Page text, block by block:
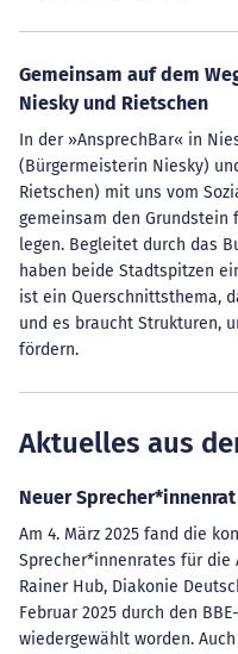
Gemeinsam auf dem
Niesky und Rietschen
In der »AnsprechBar« in
(Bürgermeisterin Niesky)
Rietschen) mit uns vom
gemeinsam den Grundstein
legen. Begleitet durch das
haben beide Stadtspitzen
ist ein Querschnittsthema,
und es braucht Strukturen,
fördern.
Aktuelles aus
Neuer Sprecher*innenrat
Am 4. März 2025 fand die
Sprecher*innenrates für die
Rainer Hub, Diakonie
Februar 2025 durch den
wiedergewählt worden.